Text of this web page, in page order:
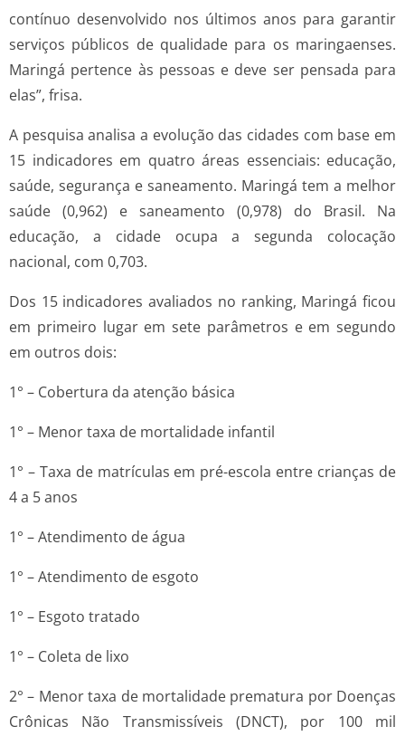
contínuo desenvolvido nos últimos anos para garantir
serviços públicos de qualidade para os maringaenses.
Maringá pertence às pessoas e deve ser pensada para
elas”, frisa.
A pesquisa analisa a evolução das cidades com base em
15 indicadores em quatro áreas essenciais: educação,
saúde, segurança e saneamento. Maringá tem a melhor
saúde (0,962) e saneamento (0,978) do Brasil. Na
educação, a cidade ocupa a segunda colocação
nacional, com 0,703.
Dos 15 indicadores avaliados no ranking, Maringá ficou
em primeiro lugar em sete parâmetros e em segundo
em outros dois:
1° – Cobertura da atenção básica
1° – Menor taxa de mortalidade infantil
1° – Taxa de matrículas em pré-escola entre crianças de
4 a 5 anos
1° – Atendimento de água
1° – Atendimento de esgoto
1° – Esgoto tratado
1° – Coleta de lixo
2° – Menor taxa de mortalidade prematura por Doenças
Crônicas Não Transmissíveis (DNCT), por 100 mil